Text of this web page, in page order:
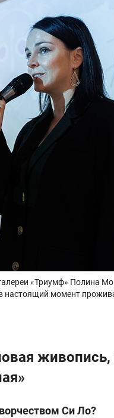
«Триумф» Полина
настоящий момент
живопись,
Си Ло?